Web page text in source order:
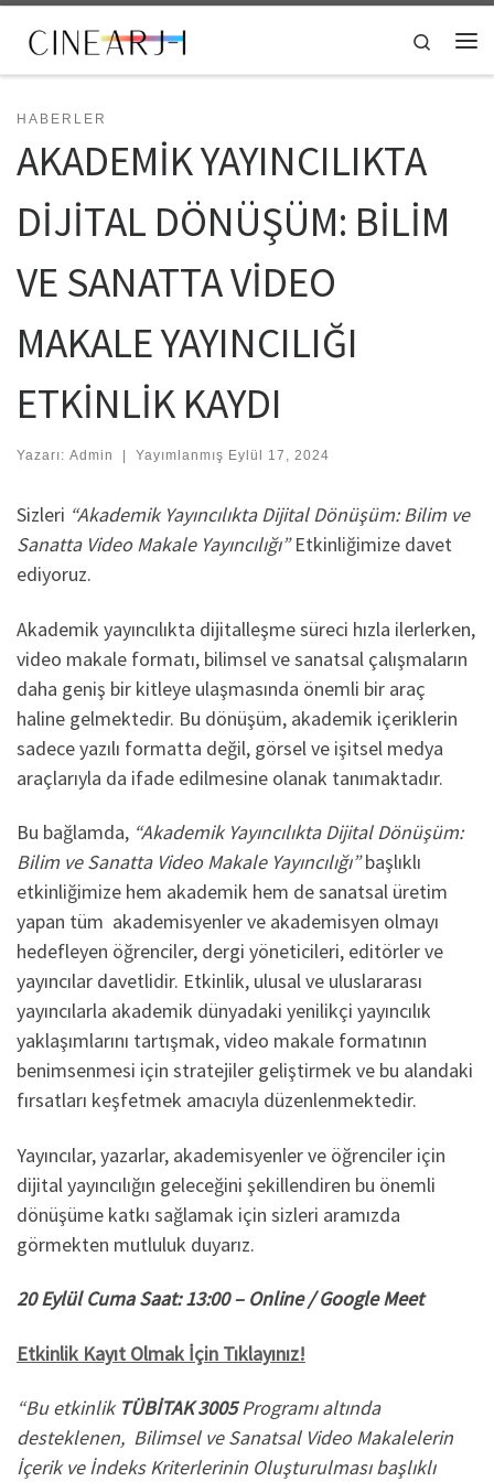
Skip to content
Search
HABERLER
AKADEMİK YAYINCILIKTA
DİJİTAL DÖNÜŞÜM: BİLİM
VE SANATTA VİDEO
MAKALE YAYINCILIĞI
ETKİNLİK KAYDI
Yazarı: Admin Yayımlanmış Eylül 17, 2024
Sizleri “Akademik Yayıncılıkta Dijital Dönüşüm: Bilim ve
Sanatta Video Makale Yayıncılığı”Etkinliğimize davet
ediyoruz.
Akademik yayıncılıkta dijitalleşme süreci hızla ilerlerken,
video makale formatı, bilimsel ve sanatsal çalışmaların
daha geniş bir kitleye ulaşmasında önemli bir araç
haline gelmektedir. Bu dönüşüm, akademik içeriklerin
sadece yazılı formatta değil, görsel ve işitsel medya
araçlarıyla da ifade edilmesine olanak tanımaktadır.
Bu bağlamda, “Akademik Yayıncılıkta Dijital Dönüşüm:
Bilim ve Sanatta Video Makale Yayıncılığı”başlıklı
etkinliğimize hem akademik hem de sanatsal üretim
yapan tüm akademisyenler ve akademisyen olmayı
hedefleyen öğrenciler, dergi yöneticileri, editörler ve
yayıncılar davetlidir. Etkinlik, ulusal ve uluslararası
yayıncılarla akademik dünyadaki yenilikçi yayıncılık
yaklaşımlarını tartışmak, video makale formatının
benimsenmesi için stratejiler geliştirmek ve bu alandaki
fırsatları keşfetmek amacıyla düzenlenmektedir.
Yayıncılar, yazarlar, akademisyenler ve öğrenciler için
dijital yayıncılığın geleceğini şekillendiren bu önemli
dönüşüme katkı sağlamak için sizleri aramızda
görmekten mutluluk duyarız.
20 Eylül Cuma Saat: 13:00 – Online / Google Meet
Etkinlik Kayıt Olmak İçin Tıklayınız!
“Bu etkinlik TÜBİTAK 3005Programı altında
desteklenen, Bilimsel ve Sanatsal Video Makalelerin
İçerik ve İndeks Kriterlerinin Oluşturulması başlıklı